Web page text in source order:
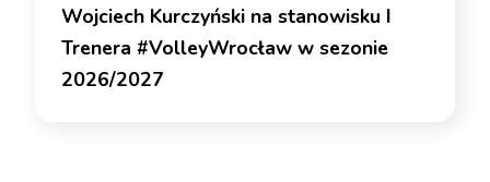
Wojciech Kurczyński na stanowisku I
Trenera #VolleyWrocław w sezonie
2026/2027